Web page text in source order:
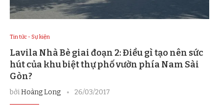
Tin tức - Sự kiện
Lavila Nhà Bè giai đoạn 2: Điều gì tạo nên sức
hút của khu biệt thự phố vườn phía Nam Sài
Gòn?
bởiHoàng Long 26/03/2017